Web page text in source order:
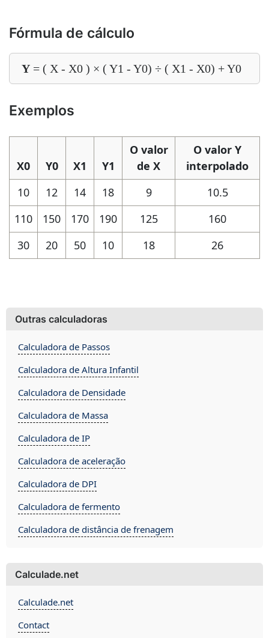
Fórmula de cálculo
Y = ( X - X0 ) × ( Y1 - Y0) ÷ ( X1 - X0) + Y0
Exemplos
X0 Y0 X1 Y1
O valor
de X
O valor Y
interpolado
10
12 14 18 9
10.5
110
150 170 190 125
160
30
20 50 10 18 26
Outras calculadoras
Calculadora de Passos
Calculadora de Altura Infantil
Calculadora de Densidade
Calculadora de Massa
Calculadora de IP
Calculadora de aceleração
Calculadora de DPI
Calculadora de fermento
Calculadora de distância de frenagem
Calculade.net
Calculade.net
Contact